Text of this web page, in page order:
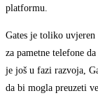
platformu.
Gates je toliko uvjeren
za pametne telefone
je još u fazi razvoja,
da bi mogla preuzeti